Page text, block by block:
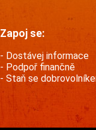
Zapoj se:
Dostávej informace
Podpoř finančně
Staň se